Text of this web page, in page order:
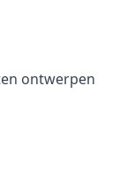
ontwerpen